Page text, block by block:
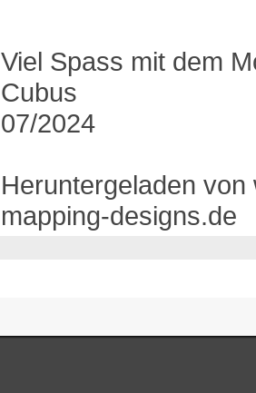
Viel Spass mit dem
Cubus
07/2024
Heruntergeladen von
mapping-designs.de